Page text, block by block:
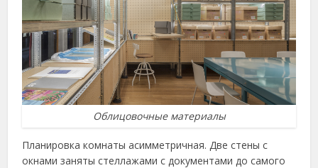
Облицовочные материалы
Планировка комнаты асимметричная. Две стены с
окнами заняты стеллажами с документами до самого